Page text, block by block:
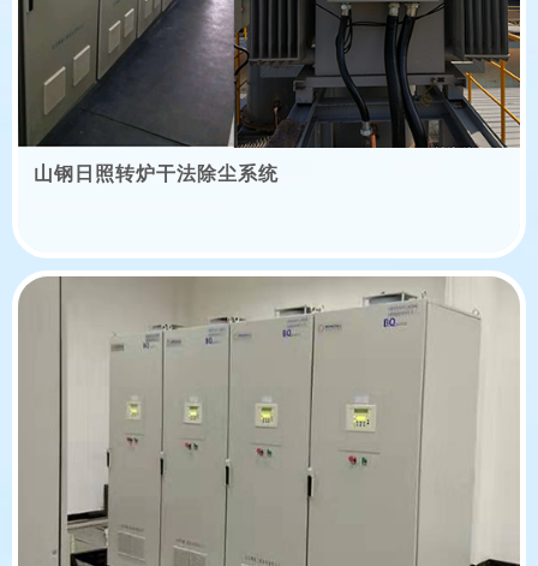
山钢日照转炉干法除尘系统